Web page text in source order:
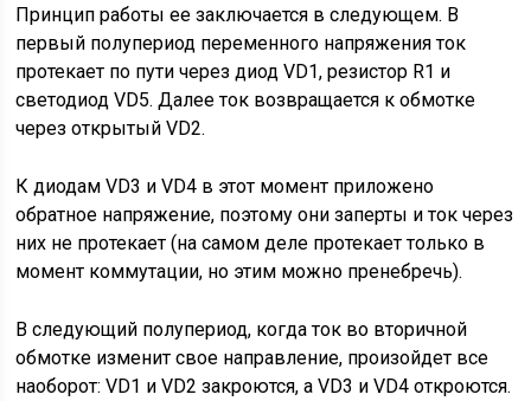
Принцип работы ее заключается в следующем. В
первый полупериод переменного напряжения ток
протекает по пути через диод VD1, резистор R1 и
светодиод VD5. Далее ток возвращается к обмотке
через открытый VD2.
К диодам VD3 и VD4 в этот момент приложено
обратное напряжение, поэтому они заперты и ток через
них не протекает (на самом деле протекает только в
момент коммутации, но этим можно пренебречь).
В следующий полупериод, когда ток во вторичной
обмотке изменит свое направление, произойдет все
наоборот: VD1 и VD2 закроются, а VD3 и VD4 откроются.